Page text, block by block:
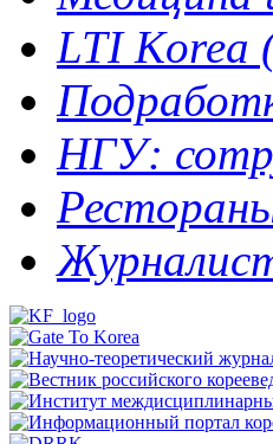
LTI Korea
НГУ: